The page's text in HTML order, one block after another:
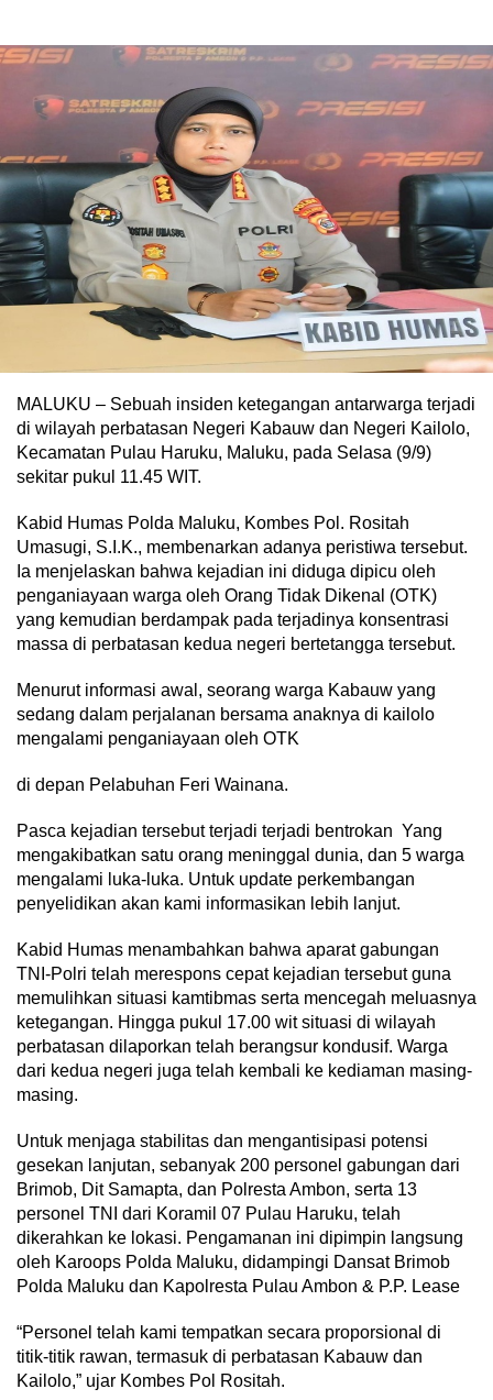
MALUKU – Sebuah insiden ketegangan antarwarga terjadi
di wilayah perbatasan Negeri Kabauw dan Negeri Kailolo,
Kecamatan Pulau Haruku, Maluku, pada Selasa (9/9)
sekitar pukul 11.45 WIT.
Kabid Humas Polda Maluku, Kombes Pol. Rositah
Umasugi, S.I.K., membenarkan adanya peristiwa tersebut.
Ia menjelaskan bahwa kejadian ini diduga dipicu oleh
penganiayaan warga oleh Orang Tidak Dikenal (OTK)
yang kemudian berdampak pada terjadinya konsentrasi
massa di perbatasan kedua negeri bertetangga tersebut.
Menurut informasi awal, seorang warga Kabauw yang
sedang dalam perjalanan bersama anaknya di kailolo
mengalami penganiayaan oleh OTK
di depan Pelabuhan Feri Wainana.
Pasca kejadian tersebut terjadi terjadi bentrokan Yang
mengakibatkan satu orang meninggal dunia, dan 5 warga
mengalami luka-luka. Untuk update perkembangan
penyelidikan akan kami informasikan lebih lanjut.
Kabid Humas menambahkan bahwa aparat gabungan
TNI-Polri telah merespons cepat kejadian tersebut guna
memulihkan situasi kamtibmas serta mencegah meluasnya
ketegangan. Hingga pukul 17.00 wit situasi di wilayah
perbatasan dilaporkan telah berangsur kondusif. Warga
dari kedua negeri juga telah kembali ke kediaman masing-
masing.
Untuk menjaga stabilitas dan mengantisipasi potensi
gesekan lanjutan, sebanyak 200 personel gabungan dari
Brimob, Dit Samapta, dan Polresta Ambon, serta 13
personel TNI dari Koramil 07 Pulau Haruku, telah
dikerahkan ke lokasi. Pengamanan ini dipimpin langsung
oleh Karoops Polda Maluku, didampingi Dansat Brimob
Polda Maluku dan Kapolresta Pulau Ambon & P.P. Lease
“Personel telah kami tempatkan secara proporsional di
titik-titik rawan, termasuk di perbatasan Kabauw dan
Kailolo,” ujar Kombes Pol Rositah.